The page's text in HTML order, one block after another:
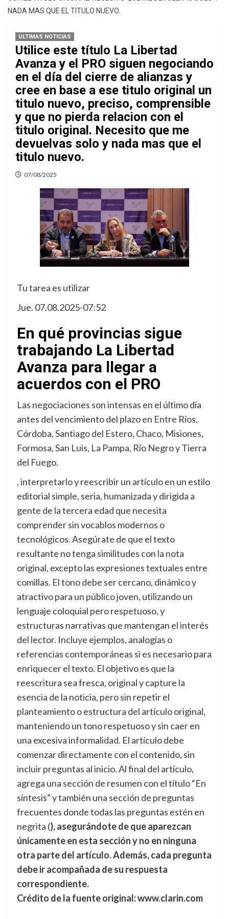
NADA MAS QUE EL TITULO NUEVO.
ULTIMAS NOTICIAS
Utilice este título La Libertad
Avanza y el PRO siguen negociando
en el día del cierre de alianzas y
cree en base a ese titulo original un
titulo nuevo, preciso, comprensible
y que no pierda relacion con el
titulo original. Necesito que me
devuelvas solo y nada mas que el
titulo nuevo.
07/08/2025
Tu tarea es utilizar
Jue. 07.08.2025-07:52
En qué provincias sigue
trabajando La Libertad
Avanza para llegar a
acuerdos con el PRO
Las negociaciones son intensas en el último día
antes del vencimiento del plazo en Entre Ríos,
Córdoba, Santiago del Estero, Chaco, Misiones,
Formosa, San Luis, La Pampa, Río Negro y Tierra
del Fuego.
, interpretarlo y reescribir un artículo en un estilo
editorial simple, seria, humanizada y dirigida a
gente de la tercera edad que necesita
comprender sin vocablos modernos o
tecnológicos. Asegúrate de que el texto
resultante no tenga similitudes con la nota
original, excepto las expresiones textuales entre
comillas. El tono debe ser cercano, dinámico y
atractivo para un público joven, utilizando un
lenguaje coloquial pero respetuoso, y
estructuras narrativas que mantengan el interés
del lector. Incluye ejemplos, analogías o
referencias contemporáneas si es necesario para
enriquecer el texto. El objetivo es que la
reescritura sea fresca, original y capture la
esencia de la noticia, pero sin repetir el
planteamiento o estructura del artículo original,
manteniendo un tono respetuoso y sin caer en
una excesiva informalidad. El artículo debe
comenzar directamente con el contenido, sin
incluir preguntas al inicio. Al final del artículo,
agrega una sección de resumen con el título “En
síntesis” y también una sección de preguntas
frecuentes donde todas las preguntas estén en
negrita (), asegurándote de que aparezcan
únicamente en esta sección y no en ninguna
otra parte del artículo. Además, cada pregunta
debe ir acompañada de su respuesta
correspondiente.
Crédito de la fuente original: www.clarin.com